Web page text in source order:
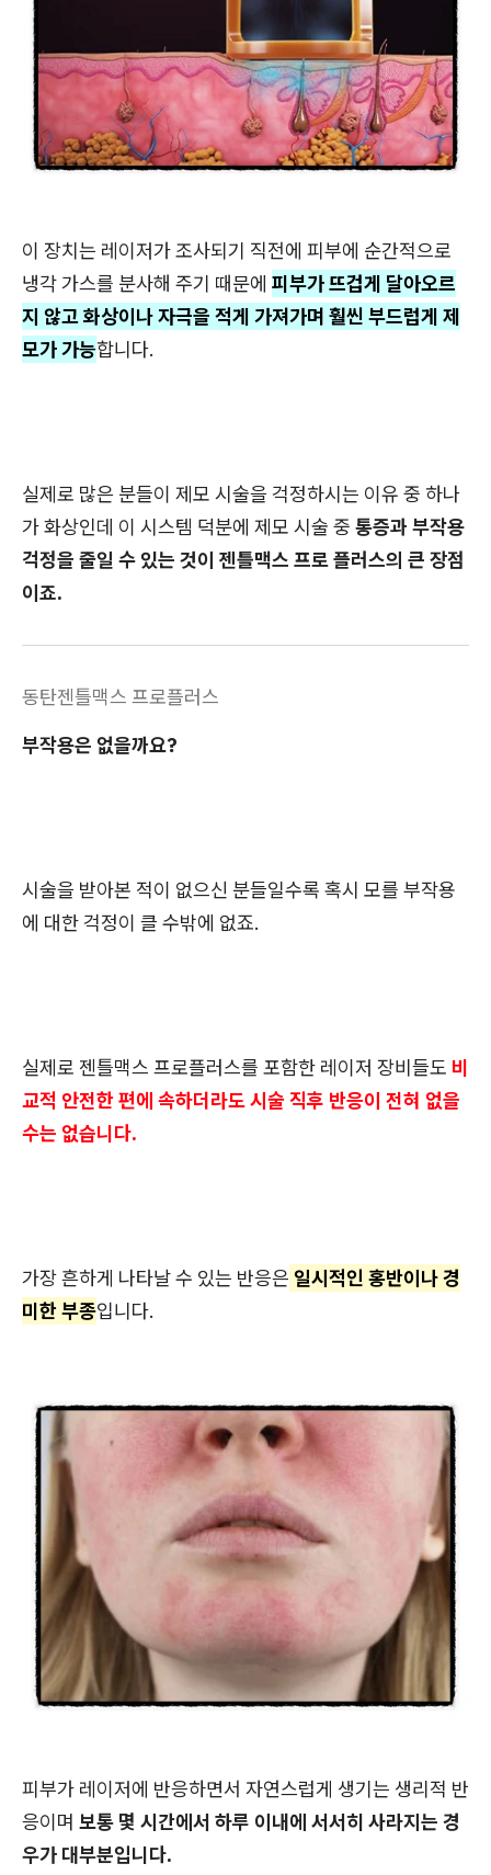
이 장치는 레이저가 조사되기 직전에 피부에 순간적으로
냉각 가스를 분사해 주기 때문에 피부가 뜨겁게 달아오르
지 않고 화상이나 자극을 적게 가져가며 훨씬 부드럽게 제
모가 가능합니다.
실제로 많은 분들이 제모 시술을 걱정하시는 이유 중 하나
가 화상인데 이 시스템 덕분에 제모 시술 중 통증과 부작용
걱정을 줄일 수 있는 것이 젠틀맥스 프로 플러스의 큰 장점
이죠.
동탄젠틀맥스 프로플러스
부작용은 없을까요?
시술을 받아본 적이 없으신 분들일수록 혹시 모를 부작용
에 대한 걱정이 클 수밖에 없죠.
실제로 젠틀맥스 프로플러스를 포함한 레이저 장비들도 비
교적 안전한 편에 속하더라도 시술 직후 반응이 전혀 없을
수는 없습니다.
가장 흔하게 나타날 수 있는 반응은 일시적인 홍반이나 경
미한 부종입니다.
피부가 레이저에 반응하면서 자연스럽게 생기는 생리적 반
응이며 보통 몇 시간에서 하루 이내에 서서히 사라지는 경
우가 대부분입니다.